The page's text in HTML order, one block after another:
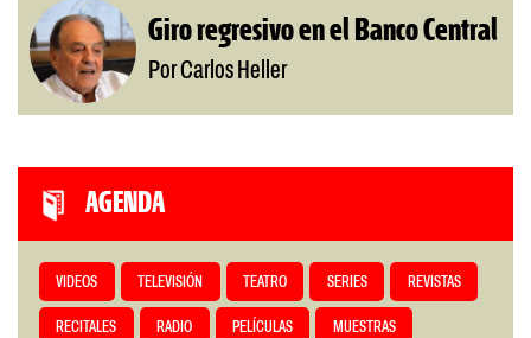
Giro regresivo en el Banco Central
Por Carlos Heller
AGENDA
VIDEOS TELEVISIÓN TEATRO SERIES REVISTAS
RECITALES RADIO PELÍCULAS MUESTRAS